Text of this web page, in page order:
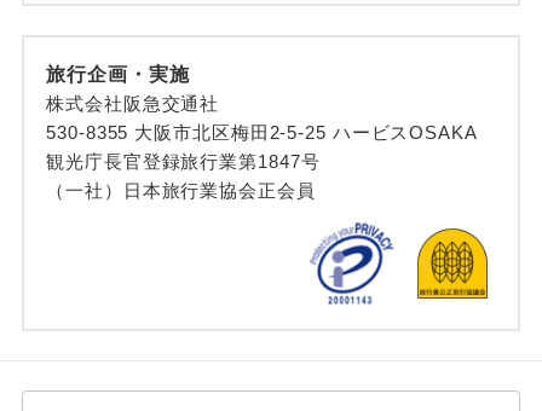
旅行企画・実施
株式会社阪急交通社
530-8355 大阪市北区梅田2-5-25 ハービスOSAKA
観光庁長官登録旅行業第1847号
（一社）日本旅行業協会正会員